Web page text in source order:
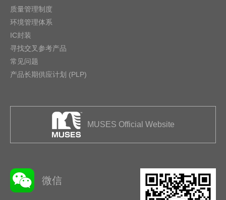
质量管理制度
环境管理体系
IC封装
寻找交叉参考产品
常见问题
产品长期供应计划 (PLP)
MUSES Official Website
微信